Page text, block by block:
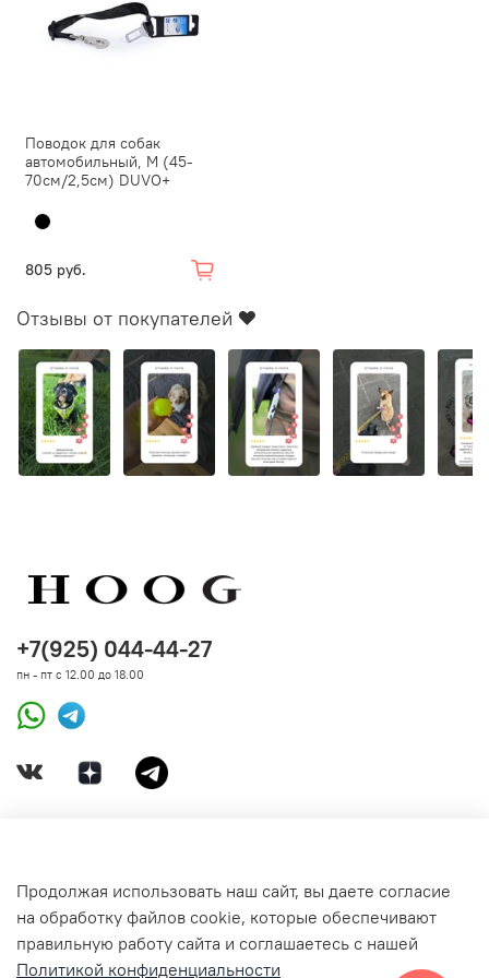
Поводок для собак
автомобильный, M (45-
70см/2,5см) DUVO+
805 руб.
Отзывы от покупателей ❤️
СВЯЗАТЬСЯ С НАМИ
+7(925) 044-44-27
пн - пт с 12.00 до 18.00
Продолжая использовать наш сайт, вы даете согласие
на обработку файлов cookie, которые обеспечивают
правильную работу сайта и соглашаетесь с нашей
Политикой конфиденциальности